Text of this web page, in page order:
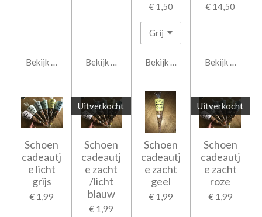
Bekijk details Bekijk details
€ 1,50
Bekijk details
€ 14,50
Bekijk details
Schoen
cadeautj
e licht
grijs
€ 1,99
Uitverkocht
Schoen
cadeautj
e zacht
/licht
blauw
€ 1,99
Schoen
cadeautj
e zacht
geel
€ 1,99
Uitverkocht
Schoen
cadeautj
e zacht
roze
€ 1,99